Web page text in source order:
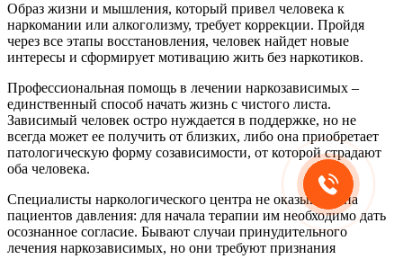
Образ жизни и мышления, который привел человека к
наркомании или алкоголизму, требует коррекции. Пройдя
через все этапы восстановления, человек найдет новые
интересы и сформирует мотивацию жить без наркотиков.
Профессиональная помощь в лечении наркозависимых –
единственный способ начать жизнь с чистого листа.
Зависимый человек остро нуждается в поддержке, но не
всегда может ее получить от близких, либо она приобретает
патологическую форму созависимости, от которой страдают
оба человека.
Специалисты наркологического центра не оказывают на
пациентов давления: для начала терапии им необходимо дать
осознанное согласие. Бывают случаи принудительного
лечения наркозависимых, но они требуют признания